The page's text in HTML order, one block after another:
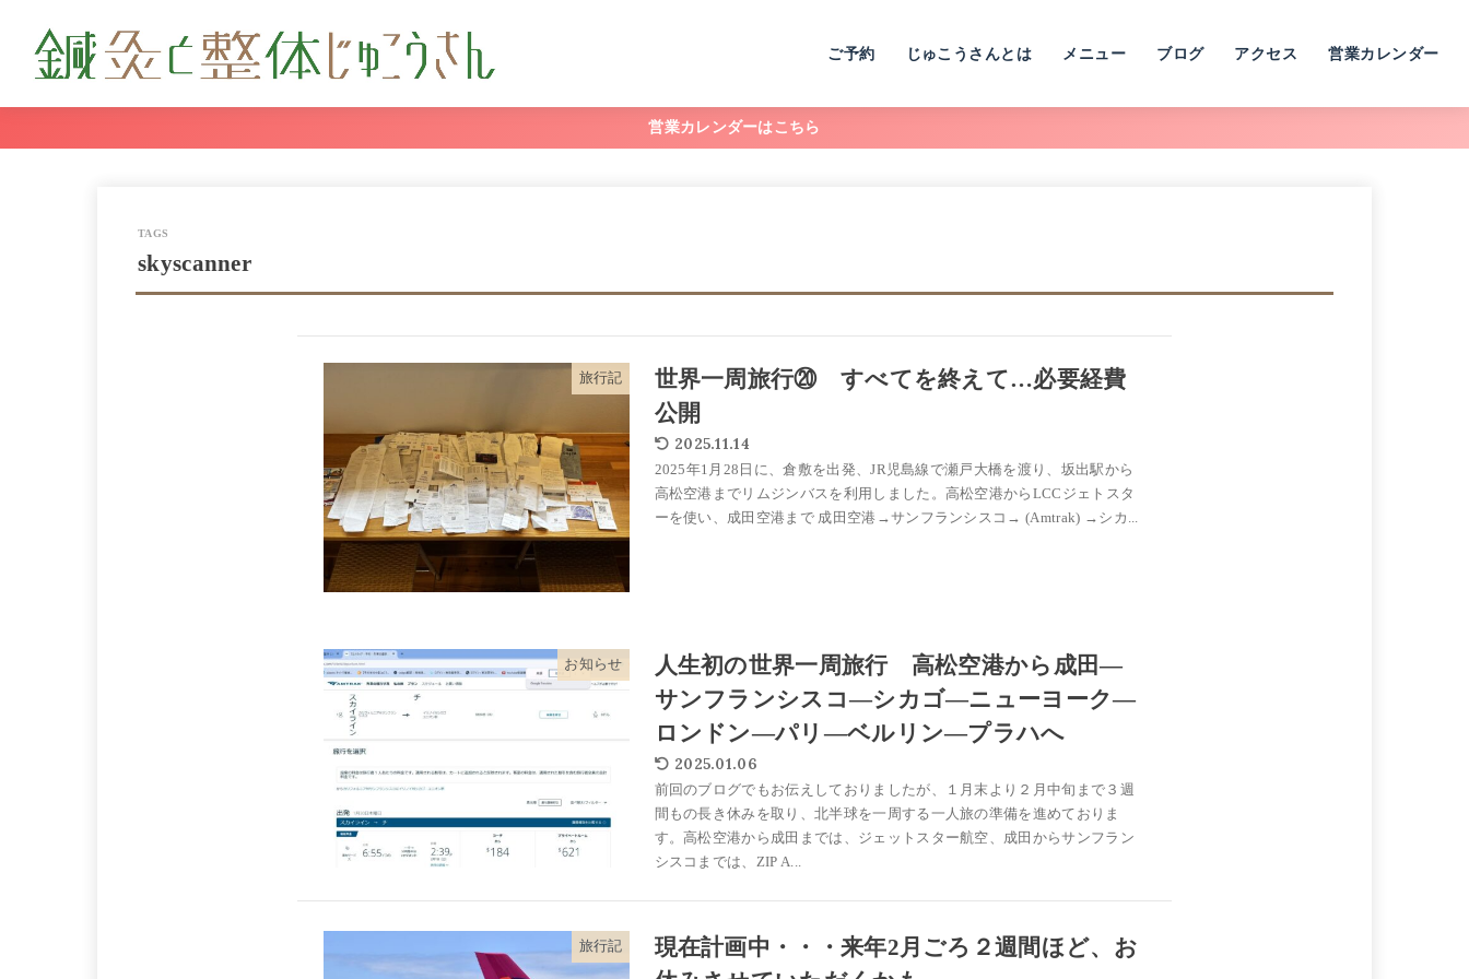
ご予約 じゅこうさんとは メニュー ブログ アクセス 営業カレンダー
営業カレンダーはこちら
skyscanner
旅行記
世界一周旅行⑳ すべてを終えて…必要経費
公開
2025.11.14
2025年1月28日に、倉敷を出発、JR児島線で瀬戸大橋を渡り、坂出駅から
高松空港までリムジンバスを利用しました。高松空港からLCCジェトスタ
ーを使い、成田空港まで 成田空港→サンフランシスコ→ (Amtrak) →シカ...
お知らせ
人生初の世界一周旅行 高松空港から成田―
サンフランシスコ―シカゴ―ニューヨーク―
ロンドン―パリ―ベルリン―プラハへ
2025.01.06
前回のブログでもお伝えしておりましたが、１月末より２月中旬まで３週
間もの長き休みを取り、北半球を一周する一人旅の準備を進めておりま
す。高松空港から成田までは、ジェットスター航空、成田からサンフラン
シスコまでは、ZIP A...
旅行記
現在計画中・・・来年2月ごろ２週間ほど、お